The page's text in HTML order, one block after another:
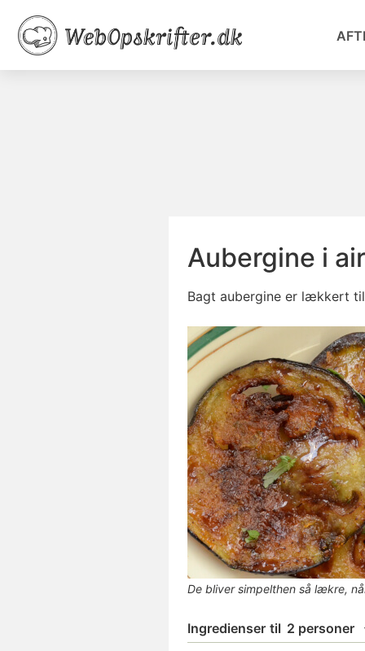
Aubergine i
Bagt aubergine er lækkert
De bliver simpelthen så lækre,
Ingredienser til 2 personer